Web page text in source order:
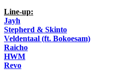
Line-up:
Jayh
Stepherd & Skinto
Veldentaal (ft. Bokoesam)
Raicho
HWM
Revo